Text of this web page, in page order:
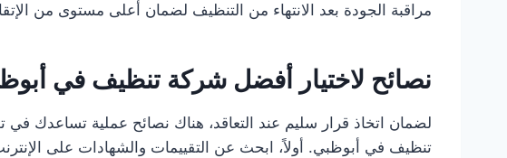
مراقبة الجودة بعد الانتهاء من التنظيف لضمان أعلى مستوى من
نصائح لاختيار أفضل شركة تنظيف في
لضمان اتخاذ قرار سليم عند التعاقد، هناك نصائح عملية تساعدك
تنظيف في أبوظبي. أولاً، ابحث عن التقييمات والشهادات على